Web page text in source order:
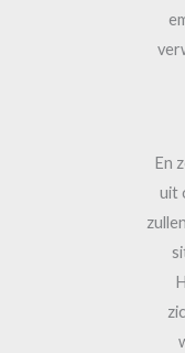
En
uit